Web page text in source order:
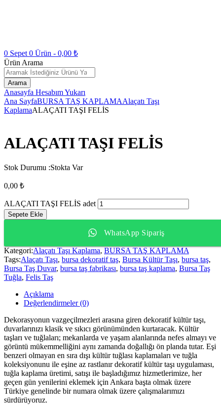
0 Sepet 0 Ürün - 0,00 ₺
Ürün Arama
Arama
Anasayfa HesabımYukarı
Ana SayfaBURSA TAŞ KAPLAMAAlaçatı Taşı
KaplamaALAÇATI TAŞI FELİS
ALAÇATI TAŞI FELİS
Stok Durumu :Stokta Var
0,00 ₺
ALAÇATI TAŞI FELİS adet
Sepete Ekle
WhatsApp Sipariş
Kategori:Alaçatı Taşı Kaplama, BURSA TAŞ KAPLAMA
Tags:Alaçatı Taşı, bursa dekoratif taş, Bursa Kültür Taşı, bursa taş,
Bursa Taş Duvar, bursa taş fabrikası, bursa taş kaplama, Bursa Taş
Tuğla, Felis Taş
Açıklama
Değerlendirmeler (0)
Dekorasyonun vazgeçilmezleri arasına giren dekoratif kültür taşı,
duvarlarınızı klasik ve sıkıcı görünümünden kurtaracak. Kültür
taşları ve tuğlaları; mekanlarda ve yaşam alanlarında nefes almayı ve
görüntü mükemmelliğini aynı zamanda doğallığı ön planda tutar. Eşi
benzeri olmayan en sıra dışı kültür tuğlası kaplamaları ve tuğla
koleksiyonunu ile eşine az rastlanır dekoratif kültür taşı uygulaması,
tuğla kaplama üretimi, satışı ile başladığımız hizmetlerimize, her
geçen gün yenilerini eklemek için Ankara başta olmak üzere
Türkiye genelinde bir numara olmak üzere çalışmalarımızı
sürdürüyoruz.